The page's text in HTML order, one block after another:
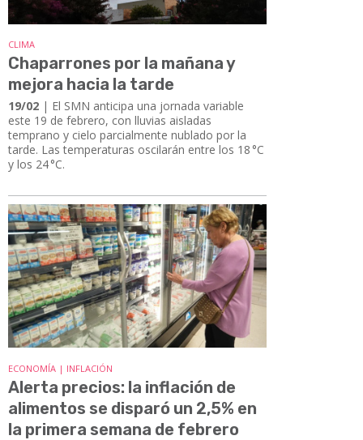
CLIMA
Chaparrones por la mañana y
mejora hacia la tarde
19/02 | El SMN anticipa una jornada variable
este 19 de febrero, con lluvias aisladas
temprano y cielo parcialmente nublado por la
tarde. Las temperaturas oscilarán entre los 18 °C
y los 24 °C.
ECONOMÍA | INFLACIÓN
Alerta precios: la inflación de
alimentos se disparó un 2,5% en
la primera semana de febrero